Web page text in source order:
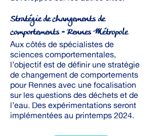
Stratégie de changements de
comportements - Rennes Métropole
Aux côtés de spécialistes de
sciences comportementales,
l’objectif est de définir une stratégie
de changement de comportements
pour Rennes avec une focalisation
sur les questions des déchets et de
l’eau. Des expérimentations seront
implémentées au printemps 2024.